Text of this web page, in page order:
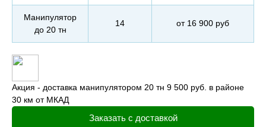
Манипулятор
до 20 тн
14 от 16 900 руб
Акция - доставка манипулятором 20 тн 9 500 руб. в районе
30 км от МКАД
Заказать с доставкой